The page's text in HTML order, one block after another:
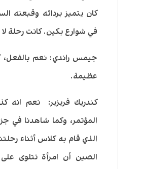
كان يتميز بردائه وقبعته
في شوارع بكين. كانت رحلة
جيمس راندي: نعم بالفعل،
عظيمة.
كندريك فريزير:
نعم انه
المؤتمر، وكما شاهدنا في
الذي قام به كلاس أثناء
الصين أن امرأة تتلوى